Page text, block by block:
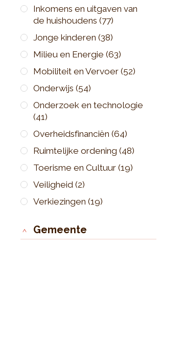
Inkomens en uitgaven van
de huishoudens (77)
Jonge kinderen (38)
Milieu en Energie (63)
Mobiliteit en Vervoer (52)
Onderwijs (54)
Onderzoek en technologie
(41)
Overheidsfinanciën (64)
Ruimtelijke ordening (48)
Toerisme en Cultuur (19)
Veiligheid (2)
Verkiezingen (19)
Gemeente